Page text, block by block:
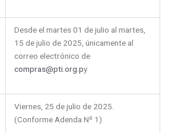
Desde el martes 01 de julio al martes,
15 de julio de 2025, únicamente al
correo electrónico de
compras@pti.org.py
Viernes, 25 de julio de 2025.
(Conforme Adenda Nº 1)